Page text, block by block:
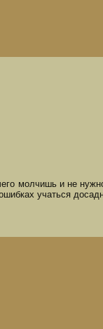
молчишь и не
учаться